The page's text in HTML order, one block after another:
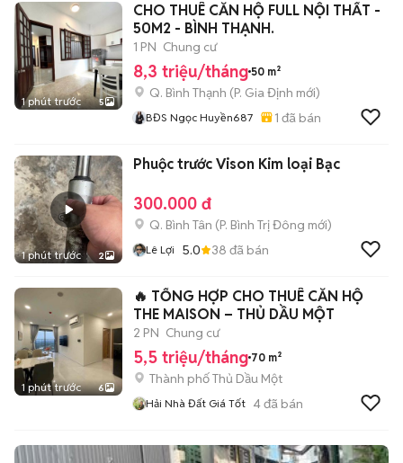
1 phút trước 5
CHO THUÊ CĂN HỘ FULL NỘI THẤT -
50M2 - BÌNH THẠNH.
1 PN Chung cư
8,3 triệu/tháng 50 m²
Q. Bình Thạnh (P. Gia Định mới)
BĐS Ngọc Huyền687 1 đã bán
1 phút trước 2
Phuộc trước Vison Kim loại Bạc
300.000 đ
Q. Bình Tân (P. Bình Trị Đông mới)
Lê Lợi 5.0 38 đã bán
1 phút trước 6
🔥 TỔNG HỢP CHO THUÊ CĂN HỘ
THE MAISON – THỦ DẦU MỘT
2 PN Chung cư
5,5 triệu/tháng 70 m²
Thành phố Thủ Dầu Một
Hải Nhà Đất Giá Tốt 4đã bán